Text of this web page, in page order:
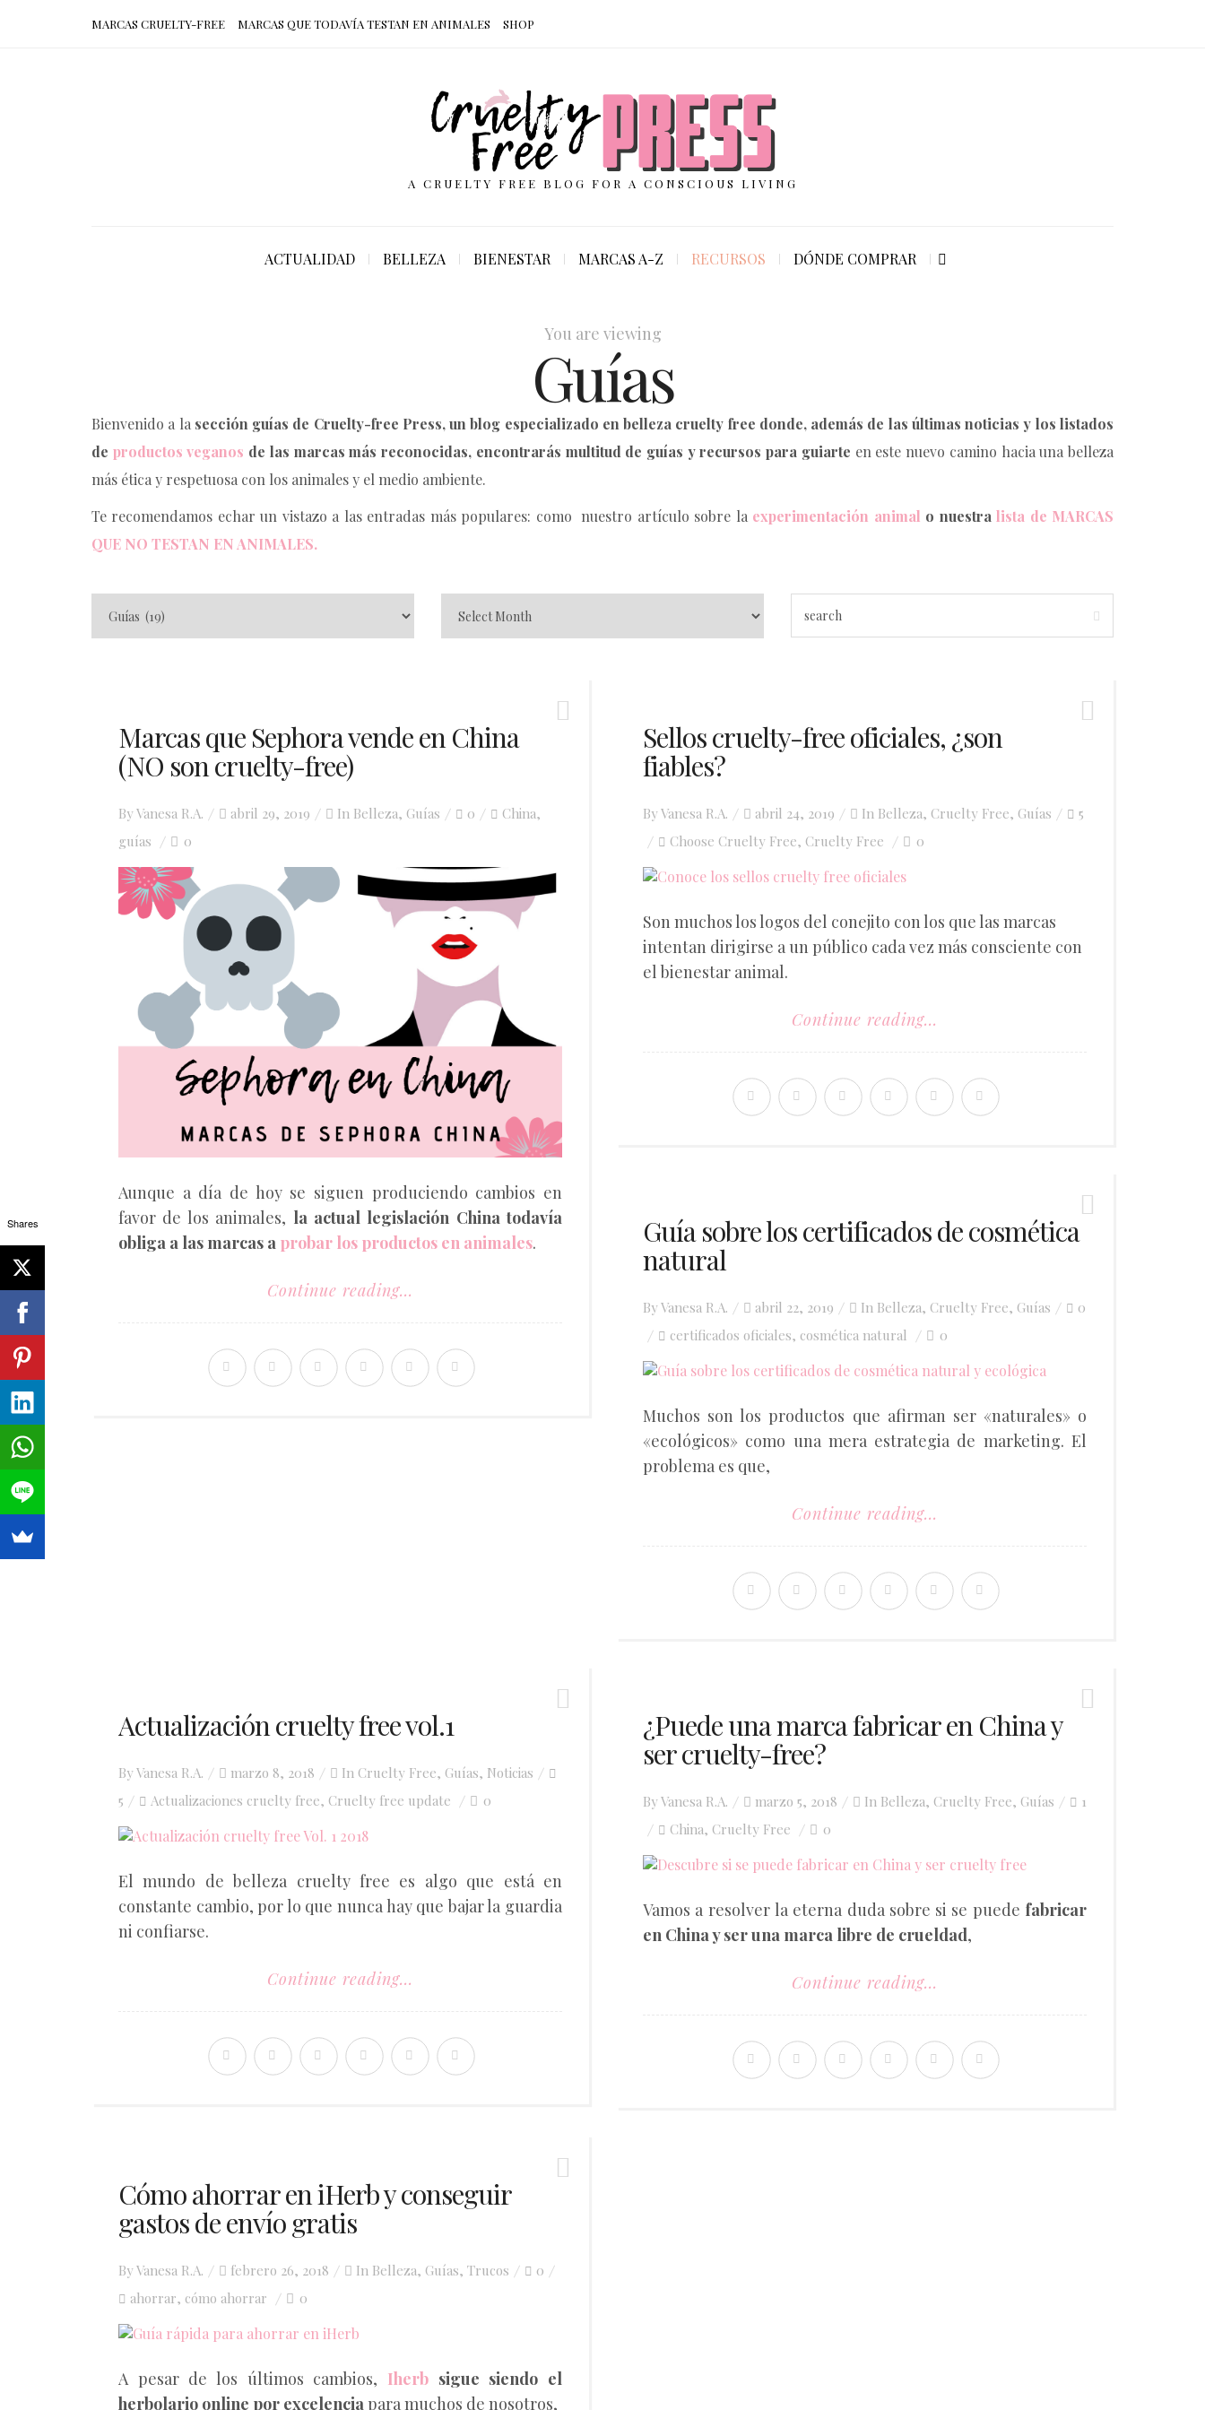
MARCAS CRUELTY-FREE MARCAS QUE TODAVÍA TESTAN EN ANIMALES SHOP
A CRUELTY FREE BLOG FOR A CONSCIOUS LIVING
ACTUALIDAD BELLEZA BIENESTAR MARCAS A-Z RECURSOS DÓNDE COMPRAR
You are viewing
Guías
Bienvenido a la sección guías de Cruelty-free Press, un blog especializado en belleza cruelty free donde, además de las últimas noticias y loslistados
de productos veganos de las marcas más reconocidas, encontrarás multitud de guías y recursos para guiarte en este nuevo camino hacia una belleza
más ética y respetuosa con los animales y el medio ambiente.
Te recomendamos echar un vistazo a las entradas más populares: como nuestro artículo sobre la experimentación animal o nuestralista de MARCAS
QUE NO TESTAN EN ANIMALES.
Marcas que Sephora vende en China
(NO son cruelty-free)
ByVanesa R.A.
Posted
abril 29, 2019 In Belleza, Guías 0 China,
guías 0
Aunque a día de hoy se siguen produciendo cambios en
favor de los animales, la actual legislación China todavía
obliga a las marcas a probar los productos en animales.
Continue reading...
Sellos cruelty-free oficiales, ¿son
fiables?
ByVanesa R.A.
Posted
on
abril 24, 2019 In Belleza, Cruelty Free, Guías
5
Choose Cruelty Free, Cruelty Free 0
Son muchos los logos del conejito con los que las marcas
intentan dirigirse a un público cada vez más consciente con
el bienestar animal.
Continue reading...
Guía sobre los certificados de cosmética
natural
ByVanesa R.A.
Posted
on
abril 22, 2019 In Belleza, Cruelty Free, Guías
0
certificados oficiales, cosmética natural 0
Muchos son los productos que afirman ser «naturales» o
«ecológicos» como una mera estrategia de marketing. El
problema es que,
Continue reading...
Actualización cruelty free vol.1
ByVanesa R.A.
Posted
on
marzo 8, 2018 In Cruelty Free, Guías, Noticias
5
Actualizaciones cruelty free, Cruelty free update 0
El mundo de belleza cruelty free es algo que está en
constante cambio, por lo que nunca hay que bajar la guardia
ni confiarse.
Continue reading...
¿Puede una marca fabricar en China y
ser cruelty-free?
ByVanesa R.A.
Posted
on
marzo 5, 2018 In Belleza, Cruelty Free, Guías
1
China, Cruelty Free 0
Vamos a resolver la eterna duda sobre si se puede fabricar
en China y ser una marca libre de crueldad,
Continue reading...
Cómo ahorrar en iHerb y conseguir
gastos de envío gratis
ByVanesa R.A.
Posted
on
febrero 26, 2018 In Belleza, Guías, Trucos
0
ahorrar, cómo ahorrar 0
A pesar de los últimos cambios, Iherb sigue siendo el
herbolario online por excelenciapara muchos de nosotros,
Shares